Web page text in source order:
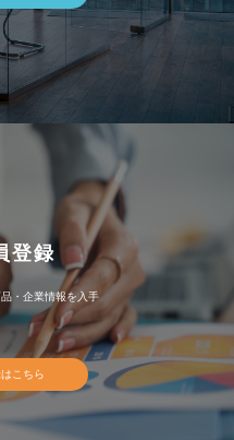
登録
・企業情報を入手
こちら